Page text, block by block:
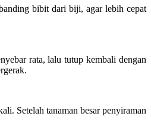
bibit dari biji, agar lebih cepat
rata, lalu tutup kembali dengan
Setelah tanaman besar penyiraman